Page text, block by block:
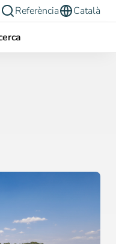
Referència
Català